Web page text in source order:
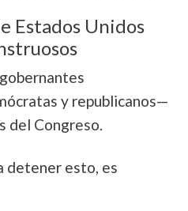
Estados Unidos
y republicanos—
del Congreso.
detener esto, es